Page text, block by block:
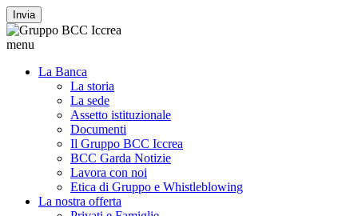
Invia
menu
La Banca
La storia
La sede
Assetto istituzionale
Documenti
Il Gruppo BCC Iccrea
BCC Garda Notizie
Lavora con noi
Etica di Gruppo e Whistleblowing
La nostra offerta